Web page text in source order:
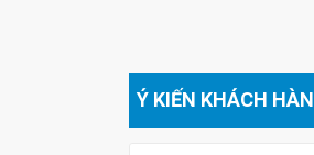
Ý KIẾN KHÁCH